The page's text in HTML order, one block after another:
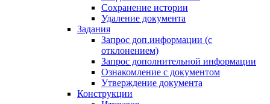
Сохранение истории
Удаление документа
Задания
Запрос доп.информации (с
отклонением)
Запрос дополнительной информации
Ознакомление с документом
Утверждение документа
Конструкции